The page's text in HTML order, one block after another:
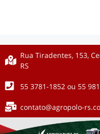
Rua Tiradentes, 153,
RS
55 3781-1852 ou 55
contato@agropolo-